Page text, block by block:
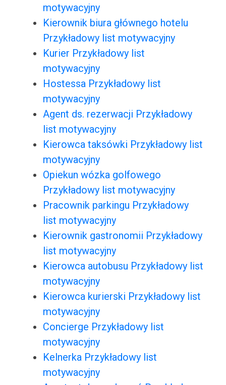
motywacyjny
Kierownik biura głównego hotelu
Przykładowy list motywacyjny
Kurier Przykładowy list
motywacyjny
Hostessa Przykładowy list
motywacyjny
Agent ds. rezerwacji Przykładowy
list motywacyjny
Kierowca taksówki Przykładowy list
motywacyjny
Opiekun wózka golfowego
Przykładowy list motywacyjny
Pracownik parkingu Przykładowy
list motywacyjny
Kierownik gastronomii Przykładowy
list motywacyjny
Kierowca autobusu Przykładowy list
motywacyjny
Kierowca kurierski Przykładowy list
motywacyjny
Concierge Przykładowy list
motywacyjny
Kelnerka Przykładowy list
motywacyjny